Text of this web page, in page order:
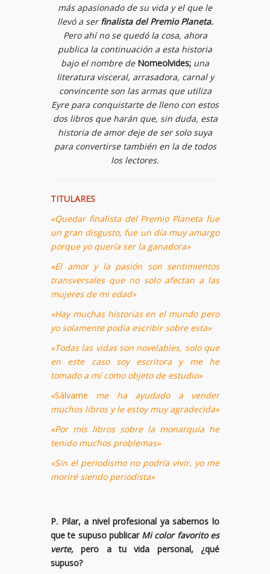
más apasionado de su vida y el que le
llevó a serfinalista del Premio Planeta.
Pero ahí no se quedó la cosa, ahora
publica la continuación a esta historia
bajo el nombre de Nomeolvides; una
literatura visceral, arrasadora, carnal y
convincente son las armas que utiliza
Eyre para conquistarte de lleno con estos
dos libros que harán que, sin duda, esta
historia de amor deje de ser solo suya
para convertirse también en la de todos
los lectores.
TITULARES
«Quedar finalista del Premio Planeta fue
un gran disgusto, fue un día muy amargo
porque yo quería ser la ganadora»
«El amor y la pasión son sentimientos
transversales que no solo afectan a las
mujeres de mi edad»
«Hay muchas historias en el mundo pero
yo solamente podía escribir sobre esta»
«Todas las vidas son novelables, solo que
en este caso soy escritora y me he
tomado a mí como objeto de estudio»
«Sálvame me ha ayudado a vender
muchos libros y le estoy muy agradecida»
«Por mis libros sobre la monarquía he
tenido muchos problemas»
«Sin el periodismo no podría vivir, yo me
moriré siendo periodista»
P. Pilar, a nivel profesional ya sabemos lo
que te supuso publicar Mi color favorito es
verte, pero a tu vida personal, ¿qué
supuso?